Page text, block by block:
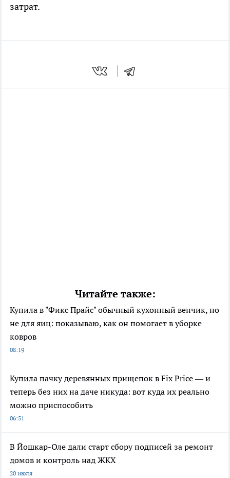
затрат.
Читайте также:
Купила в "Фикс Прайс" обычный кухонный венчик, но
не для яиц: показываю, как он помогает в уборке
ковров
08:19
Купила пачку деревянных прищепок в Fix Price — и
теперь без них на даче никуда: вот куда их реально
можно приспособить
06:51
В Йошкар-Оле дали старт сбору подписей за ремонт
домов и контроль над ЖКХ
20 июля